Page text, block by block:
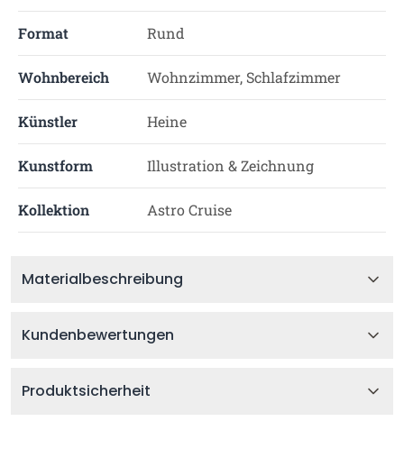
Format Rund
Wohnbereich Wohnzimmer, Schlafzimmer
Künstler Heine
Kunstform Illustration & Zeichnung
Kollektion Astro Cruise
Materialbeschreibung
Kundenbewertungen
Produktsicherheit